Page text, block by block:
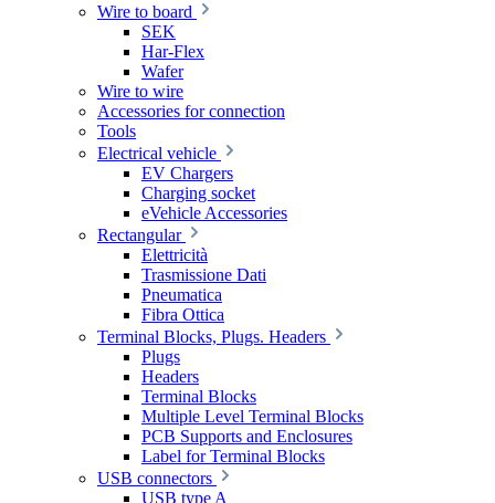
Wire to board
SEK
Har-Flex
Wafer
Wire to wire
Accessories for connection
Tools
Electrical vehicle
EV Chargers
Charging socket
eVehicle Accessories
Rectangular
Elettricità
Trasmissione Dati
Pneumatica
Fibra Ottica
Terminal Blocks, Plugs. Headers
Plugs
Headers
Terminal Blocks
Multiple Level Terminal Blocks
PCB Supports and Enclosures
Label for Terminal Blocks
USB connectors
USB type A